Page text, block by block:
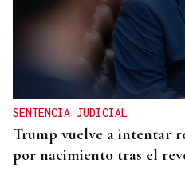
SENTENCIA JUDICIAL
Trump vuelve a intentar
por nacimiento tras el